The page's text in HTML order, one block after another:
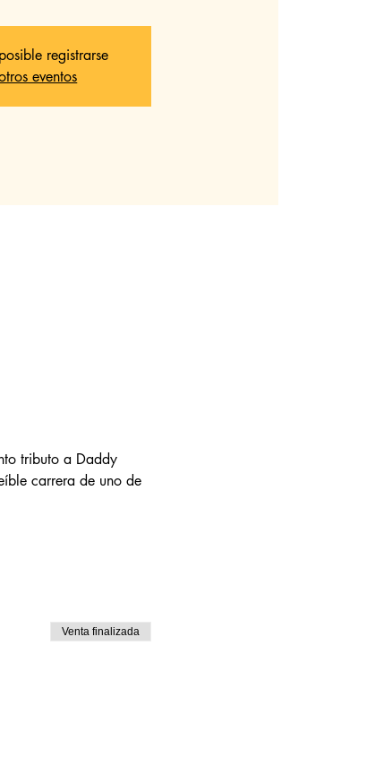
registrarse
eventos
tributo a Daddy
carrera de uno de
Venta finalizada